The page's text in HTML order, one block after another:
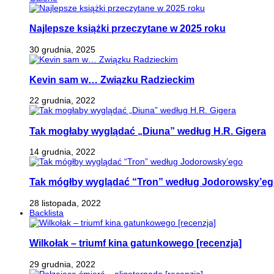
Najlepsze książki przeczytane w 2025 roku
30 grudnia, 2025
Kevin sam w… Związku Radzieckim
22 grudnia, 2022
Tak mogłaby wyglądać „Diuna” według H.R. Gigera
14 grudnia, 2022
Tak mógłby wyglądać “Tron” według
28 listopada, 2022
Backlista
Wilkołak – triumf kina gatunkowego [recenzja]
29 grudnia, 2022